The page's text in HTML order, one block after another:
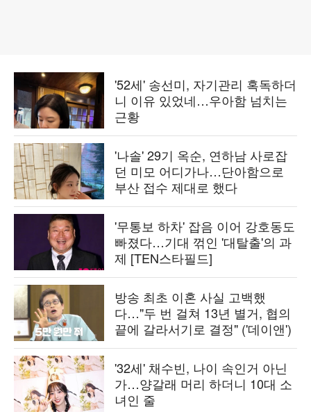
'52세' 송선미, 자기관리 혹독하더
니 이유 있었네…우아함 넘치는
근황
'나솔' 29기 옥순, 연하남 사로잡
던 미모 어디가나…단아함으로
부산 접수 제대로 했다
'무통보 하차' 잡음 이어 강호동도
빠졌다…기대 꺾인 '대탈출'의 과
제 [TEN스타필드]
방송 최초 이혼 사실 고백했
다…"두 번 걸쳐 13년 별거, 협의
끝에 갈라서기로 결정" ('데이앤')
'32세' 채수빈, 나이 속인거 아닌
가…양갈래 머리 하더니 10대 소
녀인 줄